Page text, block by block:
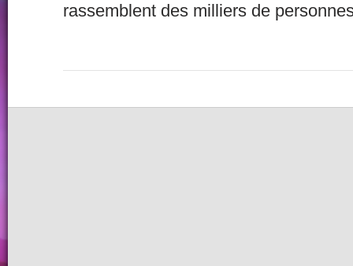
rassemblent des milliers de